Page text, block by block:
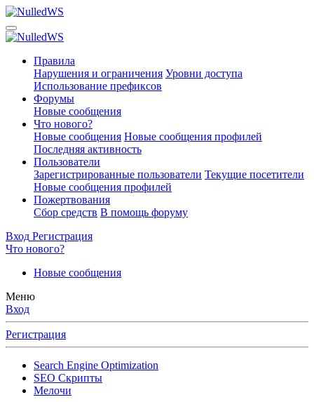
Правила
Нарушения и ограничения Уровни доступа
Использование префиксов
Форумы
Новые сообщения
Что нового?
Новые сообщения Новые сообщения профилей
Последняя активность
Пользователи
Зарегистрированные пользователи Текущие посетители
Новые сообщения профилей
Пожертвования
Сбор средств В помощь форуму
Вход Регистрация
Что нового?
Новые сообщения
Меню
Вход
Регистрация
Search Engine Optimization
SEO Скрипты
Мелочи